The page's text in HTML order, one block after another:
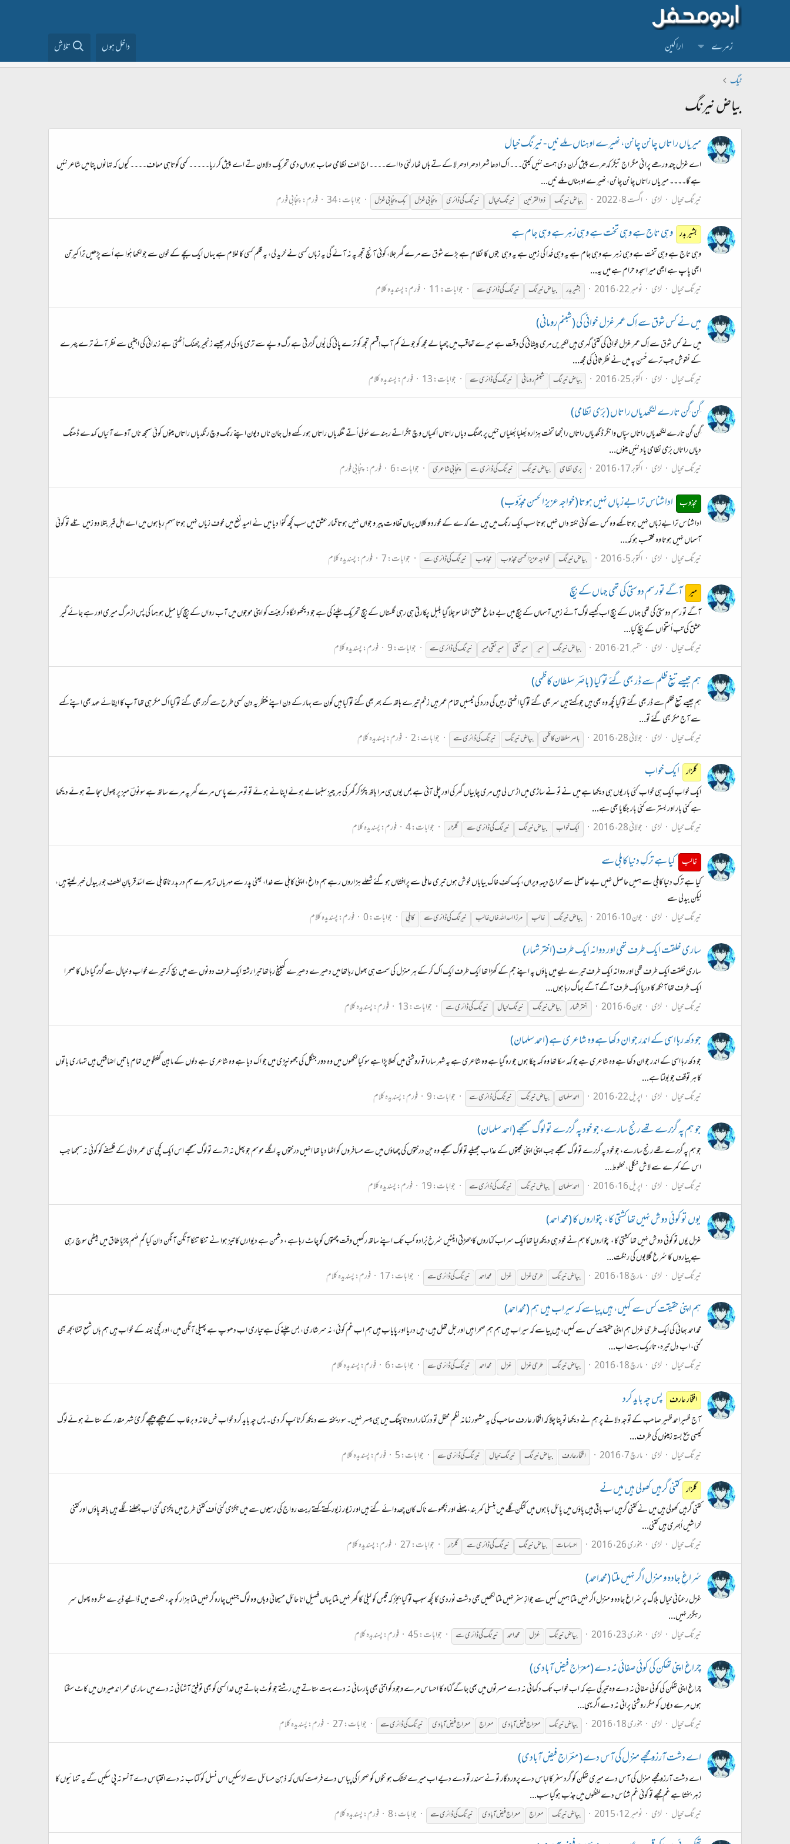
زمرے اراکین داخل ہوں تلاش
ٹیگ
بیاض نیرنگ
میریاں راتاں چانن چانن، نھیرے اوہناں ملے نیں - نیرنگ خیال
اے غزل چند ورھے پرا نی مگر اج تیکر کدھرے پیش کرن دی ہمت نئیں کیتی۔۔۔ اک ادھا شعر ادھر ادھر لا کے تے ہاں ٹھار لئی دا اے۔۔۔۔ اج الف نظامی صاب ہوراں دی تحریک دلاون تے اے پیش کر ریا۔۔۔۔۔ کمی کوتاہی معاف۔۔۔۔ کیوں کہ تہانوں پتا میں شاعر نئیں
ہے گا۔۔۔۔ میریاں راتاں چانن چانن، نھیرے اوہناں ملے نیں...
نیرنگ خیال
لڑی اگست 8، 2022 بیاضنیرنگ ذوالقرنین نیرنگخیال نیرنگکی ڈائری پنجابی غزل ہک پنجابی غزل جوابات: 34 فورم:پنجابی فورم
بشیر بدر وہی تاج ہے وہی تخت ہے وہی زہر ہے وہی جام ہے
وہی تاج ہے وہی تخت ہے وہی زہر ہے وہی جام ہے یہ وہی خُدا کی زمین ہے یہ وہی بتوں کا نظام ہے بڑے شوق سے مرے گھر جلا، کوئی آنچ تجھ پہ نہ آئے گی یہ زباں کسی نے خرید لی، یہ قلم کسی کا غلام ہے یہاں ایک بچے کے خون سے جو لکھا ہُوا ہے اُسے پڑھیں تِرا کیرتن
ابھی پاپ ہے ابھی میرا سجدہ حرام ہے میں یہ...
نیرنگ خیال
لڑی نومبر 22، 2016 بشیر بدر بیاضنیرنگ نیرنگکی ڈائری سے جوابات: 11 فورم:پسندیدہ کلام
میں نے کس شوق سے اِک عمر غزل خوانی کی (شبنم رومانی)
میں نے کس شوق سے اِک عمر غزل خوانی کی کتنی گہری ہیں لکیریں مری پیشانی کی وقت ہے میرے تعاقب میں چھپا لے مجھ کو جوئے کم آب!قسم تجھ کو ترے پانی کی یُوں گزرتی ہے رگ و پے سے تری یاد کی لہر جیسے زنجیر چھنک اُٹھتی ہے زندانی کی اجنبی سے نظر آئے ترے چہرے
کے نقوش جب ترے حُسن پہ میں نے نظرثانی کی مجھ...
نیرنگ خیال
لڑی اکتوبر 25، 2016 بیاضنیرنگ شبنم رومانی نیرنگکی ڈائری سے جوابات: 13 فورم:پسندیدہ کلام
گِن گِن تارے لنگھدیاں راتاں (برؔی نظامی)
گِن گِن تارے لنگھدیاں راتاں سپّاں وانگر ڈنگدیاں راتاں رانجھا تخت ہزارہ بُھلیا بُھلیا ں نئیں پر جھنگ دیاں راتاں اکھیاں وچ جگراتے رہندے سُولی اُتے ٹنگدیاں راتاں ہور کسے ول جان ناں دیون اپنے رنگ وِچ رنگدیاں راتاں مینوں کوئی سمجھ ناں آوے آئیاں کہدے ڈھنگ
دیاں راتاں برؔی نظامی یاد نئیں مینوں...
نیرنگ خیال
لڑی اکتوبر 17، 2016 بری نظامی بیاضنیرنگ نیرنگکی ڈائری سے پنجابی شاعری جوابات: 6 فورم:پنجابی فورم
مجذوب ادا شناس ترا بےزباں نہیں ہوتا (خواجہ عزیز الحسن مجذؔوب)
ادا شناس ترا بےزباں نہیں ہوتا کہے وہ کس سے کوئی نکتہ داں نہیں ہوتا سب ایک رنگ میں ہیں مے کدے کے خورد و کلاں یہاں تفاوت پیر و جواں نہیں ہوتا قمار عشق میں سب کچھ گنوا دیا میں نے امید نفع میں خوف زیاں نہیں ہوتا سہم رہا ہوں میں اے اہل قبر بتلا دو زمیں تلے تو کوئی
آسماں نہیں ہوتا وہ محتسب ہو کہ...
نیرنگ خیال
لڑی اکتوبر 5، 2016 بیاضنیرنگ خواجہ عزیز الحسن مجذوب مجذوب نیرنگکی ڈائری سے جوابات: 7 فورم:پسندیدہ کلام
میر آگے تو رسم دوستی کی تھی جہاں کے بیچ
آگے تو رسم دوستی کی تھی جہاں کے بیچ اب کیسے لوگ آئے زمیں آسماں کے بیچ میں بے دماغ عشق اٹھا سو چلا گیا بلبل پکارتی ہی رہی گلستاں کے بیچ تحریک چلنے کی ہے جو دیکھو نگاہ کر ہیئت کو اپنی موجوں میں آب رواں کے بیچ کیا میل ہو ہما کی پس از مرگ میری اور ہے جائے گیر
عشق کی تب اُستخواں کے بیچ کیا...
نیرنگ خیال
لڑی ستمبر 21، 2016 بیاضنیرنگ میر میر تقی میر تقی میر نیرنگکی ڈائری سے جوابات: 9 فورم:پسندیدہ کلام
ہم جیسے تیغ ظلم سے ڈر بھی گئے تو کیا (باصؔر سلطان کاظمی)
ہم جیسے تیغ ظلم سے ڈر بھی گئے تو کیا کچھ وہ بھی ہیں جو کہتے ہیں سر بھی گئے تو کیا اٹھتی رہیں گی درد کی ٹیسیں تمام عمر ہیں زخم تیرے ہاتھ کے بھر بھی گئے تو کیا ہیں کون سے بہار کے دن اپنے منتظر یہ دن کسی طرح سے گزر بھی گئے تو کیا اک مکر ہی تھا آپ کا ایفائے عہد بھی اپنے کہے
سے آج مکر بھی گئے تو...
نیرنگ خیال
لڑی جولائی 28، 2016 باصر سلطان کاظمی بیاضنیرنگ نیرنگکی ڈائری سے جوابات: 2 فورم:پسندیدہ کلام
گلزار ایک خواب
ایک خواب ایک ہی خواب کئی بار یوں ہی دیکھا ہے میں نے تو نے ساڑی میں اڑس لی ہیں مری چابیاں گھر کی اور چلی آئی ہے بس یوں ہی مرا ہاتھ پکڑ کر گھر کی ہر چیز سنبھالے ہوئے اپنائے ہوئے تو تو مرے پاس مرے گھر پہ مرے ساتھ ہے سونوںؔ میز پر پھول سجاتے ہوئے دیکھا
ہے کئی بار اور بستر سے کئی بار جگایا بھی ہے...
نیرنگ خیال
لڑی جولائی 28، 2016 ایک خواب بیاضنیرنگ نیرنگکی ڈائری سے گلزار جوابات: 4 فورم:پسندیدہ کلام
غالب کیا ہے ترکِ دنیا کاہلی سے
کیا ہے ترکِ دنیا کاہلی سے ہمیں حاصل نہیں بے حاصلی سے خراجِ دیہہِ ویراں، یک کفِ خاک بیاباں خوش ہوں تیری عاملی سے پرافشاں ہو گئے شعلے ہزاروں رہے ہم داغ، اپنی کاہلی سے خدا، یعنی پدر سے مہرباں تر پھرے ہم در بدر ناقابلی سے اسؔد قربانِ لطفِ جورِ بیدل خبر لیتے ہیں،
لیکن بیدلی سے
نیرنگ خیال
لڑی جون 10، 2016 بیاضنیرنگ غالب مرزا اسد الله خاں غالب نیرنگکی ڈائری سے کاہلی جوابات: 0 فورم:پسندیدہ کلام
ساری خلقت ایک طرف تھی اور دوانہ ایک طرف (اختر شمار)
ساری خلقت ایک طرف تھی اور دوانہ ایک طرف تیرے لیے میں پاؤں پہ اپنے جم کے کھڑا تھا ایک طرف ایک اک کر کے ہر منزل کی سمت ہی بھول رہا تھا میں دھیرے دھیرے کھینچ رہا تھا تیرا رشتہ ایک طرف دونوں سے میں بچ کر تیرے خواب و خیال سے گزر گیا دل کا صحرا
ایک طرف تھا آنکھ کا دریا ایک طرف آگے آگے بھاگ رہا ہوں...
نیرنگ خیال
لڑی جون 6، 2016 اختر شمار بیاضنیرنگ نیرنگخیال نیرنگکی ڈائری سے جوابات: 13 فورم:پسندیدہ کلام
جو دکھ رہا اسی کے اندر جو ان دکھا ہے وہ شاعری ہے (احمد سلمان)
جو دکھ رہا اسی کے اندر جو ان دکھا ہے وہ شاعری ہے جو کہہ سکا تھا وہ کہہ چکا ہوں جو رہ گیا ہے وہ شاعری ہے یہ شہر سارا تو روشنی میں کھلا پڑا ہے سو کیا لکھوں میں وہ دور جنگل کی جھونپڑی میں جو اک دیا ہے وہ شاعری ہے دلوں کے مابین گفتگو میں تمام باتیں اضافتیں ہیں تمہاری باتوں
کا ہر توقف جو بولتا ہے...
نیرنگ خیال
لڑی اپریل 22، 2016 احمد سلمان بیاضنیرنگ نیرنگکی ڈائری سے جوابات: 9 فورم:پسندیدہ کلام
جو ہم پہ گزرے تھے رنج سارے، جو خود پہ گزرے تو لوگ سمجھے (احمد سلمان)
جو ہم پہ گزرے تھے رنج سارے، جو خود پہ گزرے تو لوگ سمجھے جب اپنی اپنی محبتوں کے عذاب جھیلے تو لوگ سمجھے وہ جن درختوں کی چھاؤں میں سے مسافروں کو اٹھا دیا تھا انہیں درختوں پہ اگلے موسم جو پھل نہ اترے تو لوگ سمجھے اس ایک کچی سی عمر والی کے فلسفے کو کوئی نہ سمجھا جب
اس کے کمرے سے لاش نکلی، خطوط...
نیرنگ خیال
لڑی اپریل 16، 2016 احمد سلمان بیاضنیرنگ نیرنگکی ڈائری سے جوابات: 19 فورم:پسندیدہ کلام
یوں تو کوئی دوش نہیں تھا کشتی کا ، پتواروں کا (محمد احمد)
غزل یوں تو کوئی دوش نہیں تھا کشتی کا ، پتواروں کا ہم نے خود ہی دیکھ لیا تھا ایک سراب کناروں کا جھڑتی اینٹیں سُرخ بُرادہ کب تک اپنے ساتھ رکھیں وقت چھتوں کو چاٹ رہا ہے ، دشمن ہے دیوارں کا تیز ہوا نے تنکا تنکا آنگن آنگن دان کیا گم صُم چڑیا طاق میں بیٹھی سوچ رہی
ہے پیاروں کا سُرخ گلابوں کی رنگت...
نیرنگ خیال
لڑی مارچ 18، 2016 بیاضنیرنگ طرحی غزل غزل محمداحمد نیرنگکی ڈائری سے جوابات: 17 فورم:پسندیدہ کلام
ہم اپنی حقیقت کس سے کہیں، ہیں پیاسے کہ سیراب ہیں ہم (محمداحمد)
محمداحمد بھائی کی ایک طرحی غزل ہم اپنی حقیقت کس سے کہیں، ہیں پیاسے کہ سیراب ہیں ہم ہم صحرا ہیں اور جل تھل ہیں، ہیں دریا اور پایاب ہیں ہم اب غم کوئی، نہ سرشاری، بس چلنے کی ہے تیاری اب دھوپ ہے پھیلی آنگن میں، اور کچی نیند کے خواب ہیں ہم ہاں شمعِ تمنّا بجھ بھی
گئی، اب دل تِیرہ، تاریک بہت اب...
نیرنگ خیال
لڑی مارچ 18، 2016 بیاضنیرنگ طرحی غزل غزل محمداحمد نیرنگکی ڈائری سے جوابات: 6 فورم:پسندیدہ کلام
افتخار عارف پس چہ باید کرد
آج ظہیراحمدظہیر صاحب کے توجہ دلانے پر ہم نے دیکھا تو پتا چلا کہ افتخار عارف صاحب کی یہ مشہور زمانہ نظم محفل تو درکنار اردو ٹائپنگ میں ہی میسر نہیں۔ سو ریختہ سے دیکھ کر ٹائپ کر دی۔ پس چہ باید کرد خواب خس خانہ و برفاب کے پیچھے پیچھے گرمیٔ شہر مقدر کے ستائے ہوئے لوگ
کیسی یخ بستہ زمینوں کی طرف...
نیرنگ خیال
لڑی مارچ 7، 2016 افتخار عارف بیاضنیرنگ نیرنگخیال نیرنگکی ڈائری سے جوابات: 5 فورم:پسندیدہ کلام
گلزار کتنی گرہیں کھولی ہیں میں نے
کتنی گرہیں کھولی ہیں میں نے کتنی گرہیں اب باقی ہیں پاؤں میں پائل باہوں میں کنگن گلے میں ہنسلی کمر بند، چھلّے اور بِچھوے ناک کان چِھدوائے گئے ہیں اور زیور زیور کہتے کہتے رِیت رواج کی رسیوں سے میں جکڑی گئی اُف کتنی طرح میں پکڑی گئی اب چِھلنے لگے ہیں ہاتھ پاؤں اور کتنی
خراشیں اُبھری ہیں کتنی...
نیرنگ خیال
لڑی جنوری 26، 2016 احساسات بیاضنیرنگ نیرنگکی ڈائری سے گلزار جوابات: 27 فورم:پسندیدہ کلام
سُراغِ جادہ و منزل اگر نہیں ملتا (محمداحمد)
غزل رعنائی خیال بلاگ پر سُراغِ جادہ و منزل اگر نہیں ملتا ہمیں کہیں سے جوازِ سفر نہیں ملتا لکھیں بھی دشت نوردی کا کچھ سبب تو کیا بجُز کہ قیس کو لیلیٰ کا گھر نہیں ملتا یہاں فصیلِ انا حائلِ مسیحائی وہاں وہ لوگ جنہیں چارہ گر نہیں ملتا ہزار کو چہء نکہت میں ڈالیے ڈیرے مگر وہ پھول سرِ
رہگزر نہیں...
نیرنگ خیال
لڑی جنوری 23، 2016 بیاضنیرنگ غزل محمداحمد نیرنگکی ڈائری سے جوابات: 45 فورم:پسندیدہ کلام
چراغ اپنی تھکن کی کوئی صفائی نہ دے (معرؔاج فیض آبادی)
چراغ اپنی تھکن کی کوئی صفائی نہ دے وہ تیرگی ہے کہ اب خواب تک دکھائی نہ دے مسرتوں میں بھی جاگے گناہ کا احساس مرے وجود کو اتنی بھی پارسائی نہ دے بہت ستاتے ہیں رشتے جو ٹوٹ جاتے ہیں خدا کسی کو بھی توفیق آشنائی نہ دے میں ساری عمر اندھیروں میں کاٹ سکتا
ہوں مرے دیوں کو مگر روشنی پرائی نہ دے اگر یہی...
نیرنگ خیال
لڑی جنوری 18، 2016 بیاضنیرنگ معرؔاج فیض آبادی معراج معراج فیض آبادی نیرنگکی ڈائری سے جوابات: 27 فورم:پسندیدہ کلام
اے دشت آرزو مجھے منزل کی آس دے ( معؔراج فیض آبادی)
اے دشت آرزو مجھے منزل کی آس دے میری تھکن کو گرد سفر کا لباس دے پروردگار تو نے سمندر تو دے دیے اب میرے خشک ہونٹوں کو صحرا کی پیاس دے فرصت کہاں کہ ذہن مسائل سے لڑ سکیں اس نسل کو کتاب نہ دے اقتباس دے آنسو نہ پی سکیں گے یہ تنہائیوں کا
زہر بخشا ہے غم مجھے تو کوئی غم شناس دے لفظوں میں جذب ہوگیا سب...
نیرنگ خیال
لڑی نومبر 12، 2015 بیاضنیرنگ معراج معراج فیض آبادی نیرنگکی ڈائری سے جوابات: 8 فورم:پسندیدہ کلام